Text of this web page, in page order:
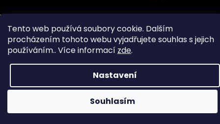
Tento web používá soubory cookie. Dalším
procházením tohoto webu vyjadřujete souhlas s jejich
používáním.. Více informací zde.
Nastavení
Souhlasím
Copyright 2026PeltramMinerals. Všechna práva
vyhrazena.